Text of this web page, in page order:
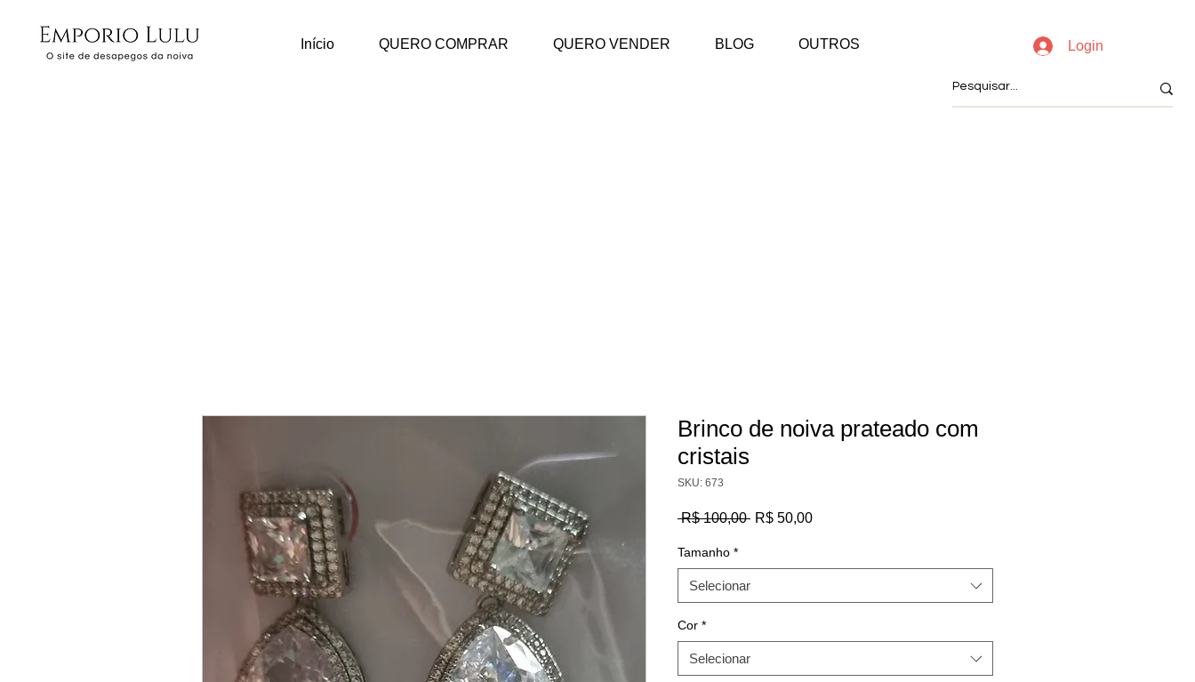
Início QUERO COMPRAR QUERO VENDER BLOG OUTROS Login
Brinco de noiva prateado com
cristais
SKU: 673
R$ 100,00 Preço
R$ 50,00Preço
Tamanho *
Selecionar
Cor *
Selecionar